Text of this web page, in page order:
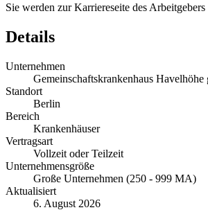
Sie werden zur Karriereseite des
Details
Unternehmen
Gemeinschaftskrankenhaus Havelhöhe
Standort
Berlin
Bereich
Krankenhäuser
Vertragsart
Vollzeit oder Teilzeit
Unternehmensgröße
Große Unternehmen (250 - 999 MA)
Aktualisiert
6. August 2026